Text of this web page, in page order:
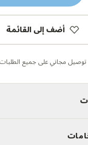
أضف إلى القائمة
توصيل مجاني على جميع الطلبات